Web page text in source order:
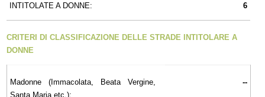
INTITOLATE A DONNE: 6
CRITERI DI CLASSIFICAZIONE DELLE STRADE INTITOLARE A
DONNE
Madonne (Immacolata, Beata Vergine,
Santa Maria etc.):
--